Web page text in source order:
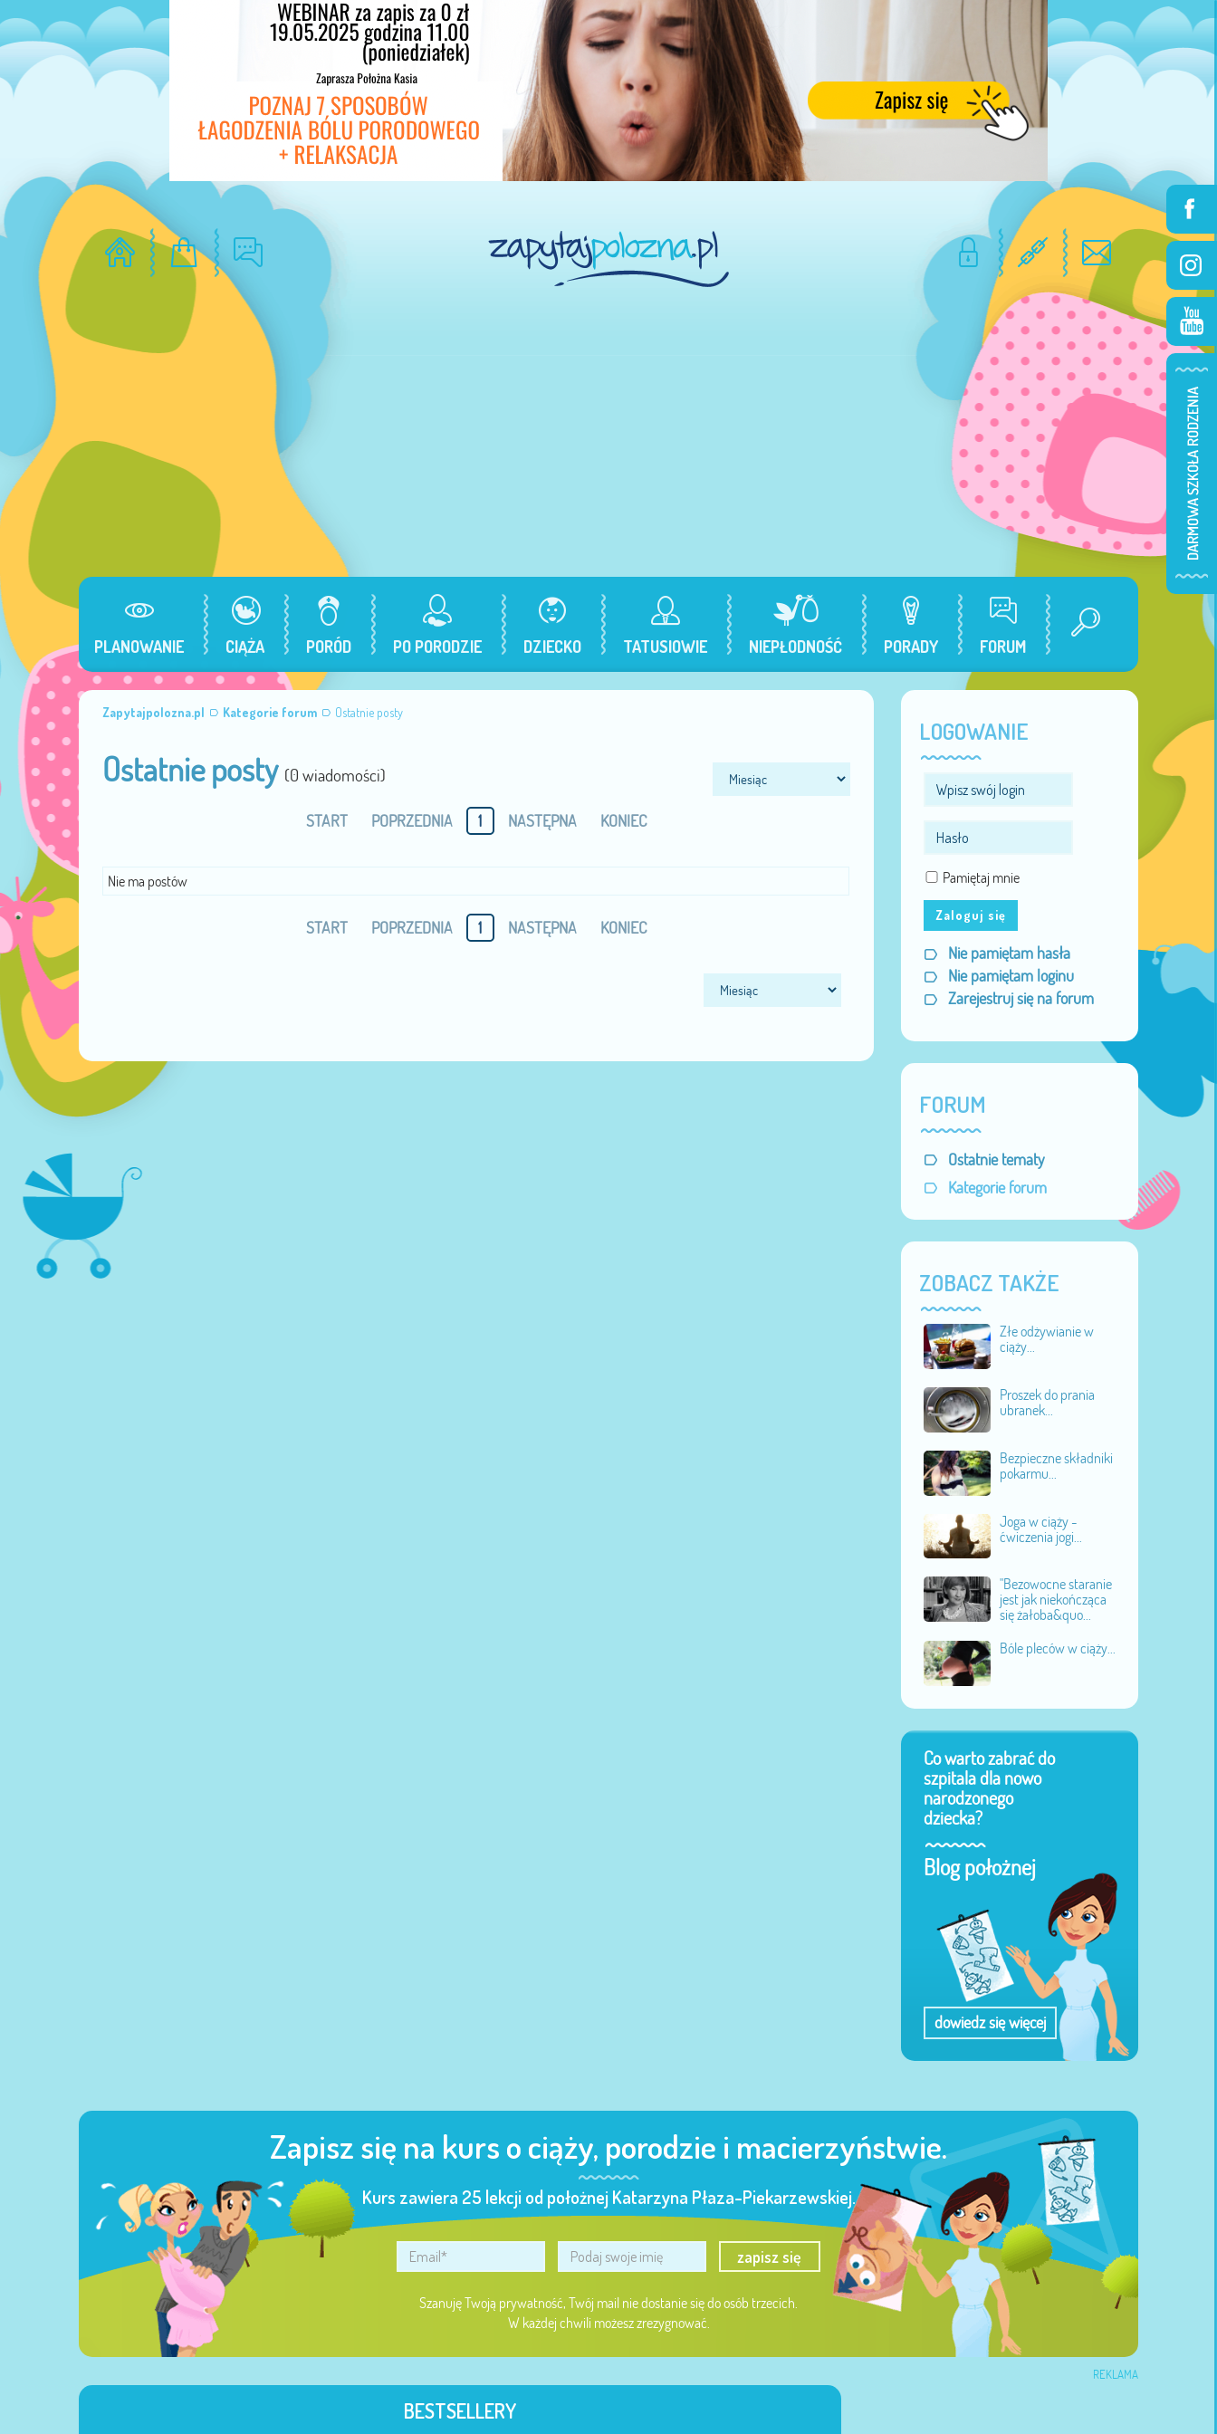
PLANOWANIE CIĄŻA PORÓD PO PORODZIE DZIECKO TATUSIOWIE NIEPŁODNOŚĆ PORADY FORUM
Zapytajpolozna.pl Kategorie forum Ostatnie posty
Ostatnie posty (0 wiadomości)
START POPRZEDNIA 1 NASTĘPNA KONIEC
Nie ma postów
START POPRZEDNIA 1 NASTĘPNA KONIEC
LOGOWANIE
Pamiętaj mnie
Zaloguj się
Nie pamiętam hasła
Nie pamiętam loginu
Zarejestruj się na forum
FORUM
Ostatnie tematy
Kategorie forum
ZOBACZ TAKŻE
Złe odżywianie w
ciąży...
Proszek do prania
ubranek...
Bezpieczne składniki
pokarmu...
Joga w ciąży -
ćwiczenia jogi...
"Bezowocne staranie
jest jak niekończąca
się żałoba&quo...
Bóle pleców w ciąży...
Co warto zabrać do
szpitala dla nowo
narodzonego
dziecka?
Blog położnej
dowiedz się więcej
Zapisz się na kurs o ciąży, porodzie i macierzyństwie.
Kurs zawiera 25 lekcji od położnej Katarzyna Płaza-Piekarzewskiej.
zapisz się
Szanuję Twoją prywatność, Twój mail nie dostanie się do osób trzecich.
W każdej chwili możesz zrezygnować.
REKLAMA
BESTSELLERY